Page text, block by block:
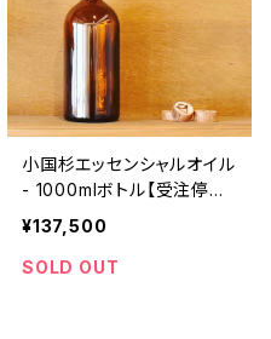
小国杉エッセンシャルオイル
- 1000mlボトル【受注停止
中】
¥137,500
SOLD OUT